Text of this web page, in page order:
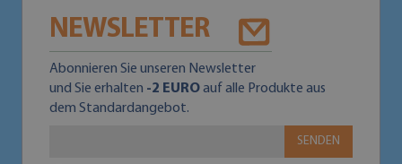
NEWSLETTER
Abonnieren Sie unseren Newsletter
und Sie erhalten -2 EUROauf alle Produkte aus
dem Standardangebot.
SENDEN